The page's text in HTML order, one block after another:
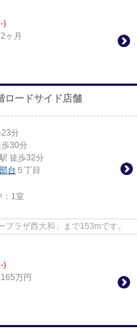
)
ヶ月
ロードサイド店舗
23分
歩30分
駅 徒歩32分
台 ５丁目
1室
ラザ西大和」まで153mです。
)
万円